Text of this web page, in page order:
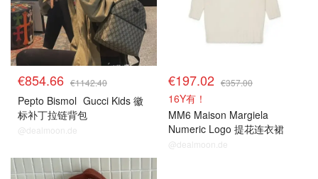
€854.66 €1142.40
Pepto Bismol Gucci Kids 徽
标补丁拉链背包
@dealmoon.de
€197.02 €357.00
16Y有！
MM6 Maison Margiela
Numeric Logo 提花连衣裙
@dealmoon.de